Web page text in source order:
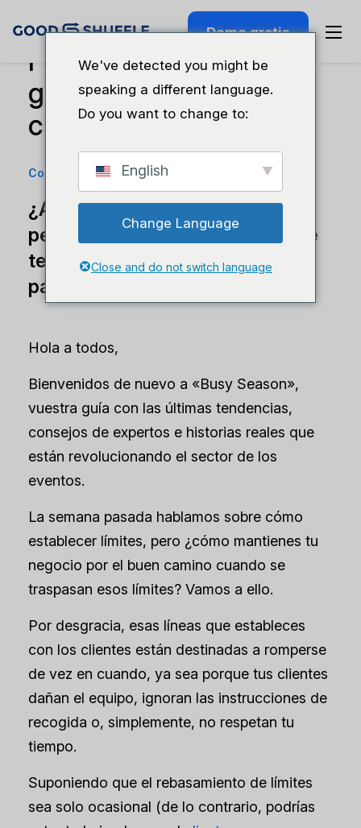
Demo gratis
Por qué conviene
guardar las tarjetas de
crédito en el sistema
Consejos empresariales 30 de julio de 2024
¿Alguna vez has tenido que
perseguir a los clientes para que
te paguen los daños? Esto es
para ti.
Hola a todos,
Bienvenidos de nuevo a «Busy Season»,
vuestra guía con las últimas tendencias,
consejos de expertos e historias reales que
están revolucionando el sector de los
eventos.
La semana pasada hablamos sobre cómo
establecer límites, pero ¿cómo mantienes tu
negocio por el buen camino cuando se
traspasan esos límites? Vamos a ello.
Por desgracia, esas líneas que estableces
con los clientes están destinadas a romperse
de vez en cuando, ya sea porque tus clientes
dañan el equipo, ignoran las instrucciones de
recogida o, simplemente, no respetan tu
tiempo.
Suponiendo que el rebasamiento de límites
sea solo ocasional (de lo contrario, podrías
We've detected you might be
speaking a different language.
Do you want to change to:
English
Change Language
Close and do not switch language